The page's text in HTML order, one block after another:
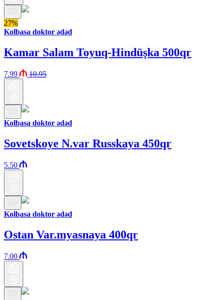
27%
Kolbasa doktor ədəd
Kamar Salam Toyuq-Hindüşka 500qr
7.99 10.95
Kolbasa doktor ədəd
Sovetskoye N.var Russkaya 450qr
5.50
Kolbasa doktor ədəd
Ostan Var.myasnaya 400qr
7.00